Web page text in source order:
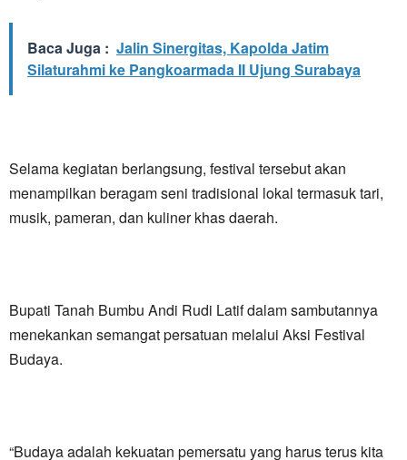
Baca Juga : Jalin Sinergitas, Kapolda Jatim
Silaturahmi ke Pangkoarmada II Ujung Surabaya
Selama kegiatan berlangsung, festival tersebut akan
menampilkan beragam seni tradisional lokal termasuk tari,
musik, pameran, dan kuliner khas daerah.
Bupati Tanah Bumbu Andi Rudi Latif dalam sambutannya
menekankan semangat persatuan melalui Aksi Festival
Budaya.
“Budaya adalah kekuatan pemersatu yang harus terus kita